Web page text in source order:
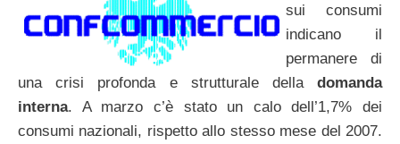
sui consumi
indicano il
permanere di
una crisi profonda e strutturale della domanda
interna. A marzo c’è stato un calo dell’1,7% dei
consumi nazionali, rispetto allo stesso mese del 2007.